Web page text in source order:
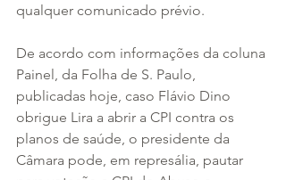
qualquer comunicado prévio.
De acordo com informações da coluna
Painel, da Folha de S. Paulo,
publicadas hoje, caso Flávio Dino
obrigue Lira a abrir a CPI contra os
planos de saúde, o presidente da
Câmara pode, em represália, pautar